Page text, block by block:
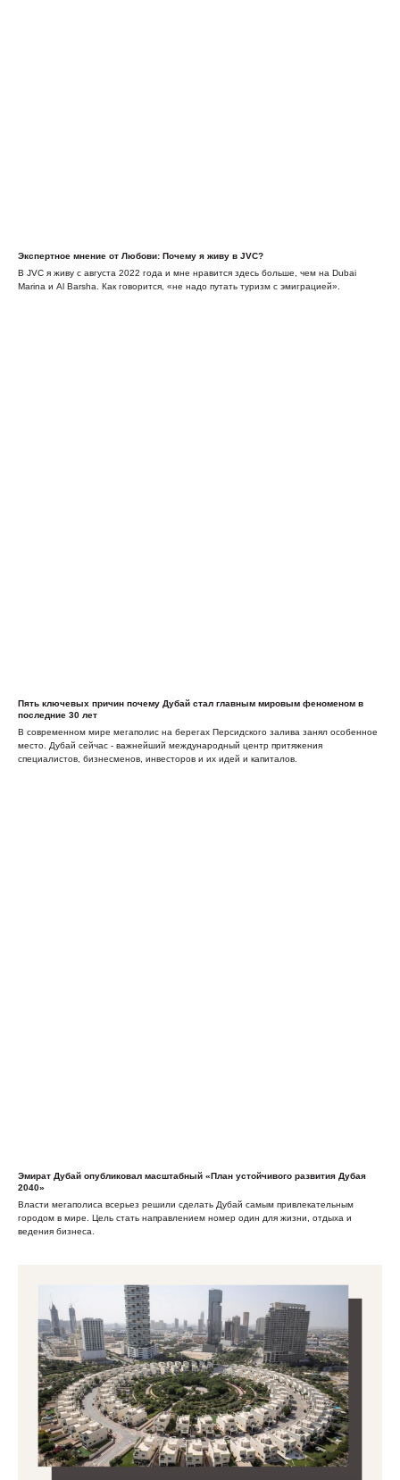
Экспертное мнение от Любови: Почему я живу в JVC?
В JVC я живу с августа 2022 года и мне нравится здесь больше, чем на Dubai
Marina и Al Barsha. Как говорится, «не надо путать туризм с эмиграцией».
Пять ключевых причин почему Дубай стал главным мировым феноменом в
последние 30 лет
В современном мире мегаполис на берегах Персидского залива занял особенное
место. Дубай сейчас - важнейший международный центр притяжения
специалистов, бизнесменов, инвесторов и их идей и капиталов.
Эмират Дубай опубликовал масштабный «План устойчивого развития Дубая
2040»
Власти мегаполиса всерьез решили сделать Дубай самым привлекательным
городом в мире. Цель стать направлением номер один для жизни, отдыха и
ведения бизнеса.